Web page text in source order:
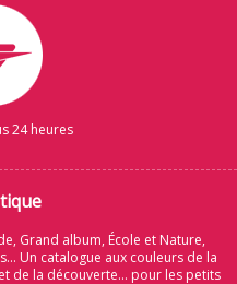
24 heures
Grand album, École et Nature,
Un catalogue aux couleurs de la
de la découverte... pour les petits